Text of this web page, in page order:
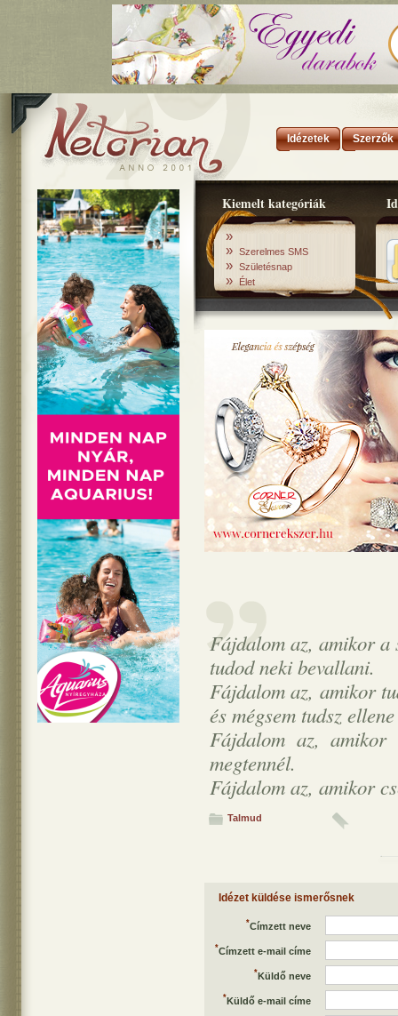
Idézetek Szerzők
Kiemelt kategóriák
»
» Szerelmes SMS
» Születésnap
» Élet
Fájdalom az, amikor a
tudod neki bevallani.
Fájdalom az, amikor
és mégsem tudsz
Fájdalom az, amikor
megtennél.
Fájdalom az, amikor
Talmud
Idézet küldése ismerősnek
*Címzett neve
*Címzett e-mail címe
*Küldő neve
*Küldő e-mail címe